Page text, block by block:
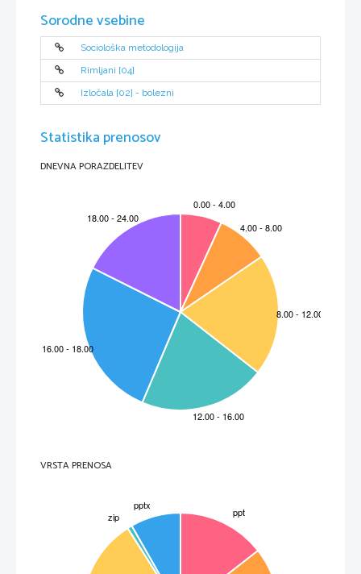
 Črni premog
 Elektrika
 Plini
Sorodne vsebine
Sociološka metodologija
Rimljani [04]
Izločala [02] - bolezni
Statistika prenosov
DNEVNA PORAZDELITEV
VRSTA PRENOSA